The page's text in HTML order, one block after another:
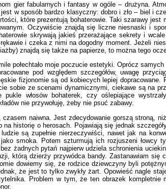
gier fabularnych i fantasy w ogóle – drużyna.
w sposób bardzo klasyczny: dobro i zło – biel i
które prezentują bohaterowie. Taki szarawy
Oczywiście znajdą się liczne niesnaski i
skrywają jakieś przerażające sekrety i
i czeka z nimi na dogodny moment. Jeżeli
znajdą się także na papierze, to można tego
połechtało moje poczucie estetyki. Oprócz
pod względem szczegółów, uwagę
fizjonomie są od kobiecych lepiej
sobie ze scenami dynamicznymi, ciekawe są na
włosów bohaterek, czy oślepiające
nie przywołuję, żeby nie psuć zabawy.
naiwna. Jest zdecydowanie gorszą stroną,
historię o herosach. Pojawiają się jednak
są zupełnie nierzeczywiści, nawet jak na
smoka. Potem szturmują ich rozjuszeni łowcy
żadnych pytań najpierw udziela schronienia
którą dzierży przywódca bandy. Zastanawiam
dowiemy się, że rodzice dziewczyny byli
że jest to tylko zwykły żart. Opowieść nagle
Problem w tym, że ten obrazek